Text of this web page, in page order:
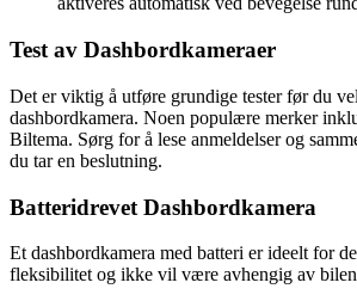
Test av Dashbordkameraer
Det er viktig å utføre grundige tester før du
dashbordkamera. Noen populære merker
Biltema. Sørg for å lese anmeldelser og
du tar en beslutning.
Batteridrevet Dashbordkamera
Et dashbordkamera med batteri er ideelt for
fleksibilitet og ikke vil være avhengig av